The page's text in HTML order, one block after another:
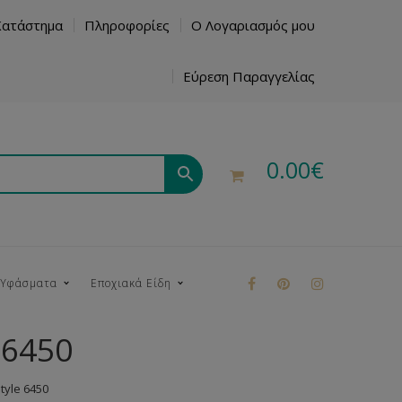
Πληροφορίες Ο Λογαριασμός μου
Εύρεση Παραγγελίας
0.00€
Εποχιακά Είδη
6450